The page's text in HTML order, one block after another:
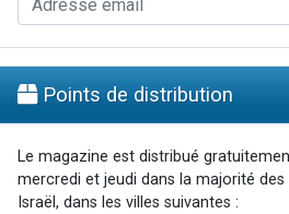
Points de distribution
Le magazine est distribué
mercredi et jeudi dans la majorité
Israël, dans les villes suivantes :